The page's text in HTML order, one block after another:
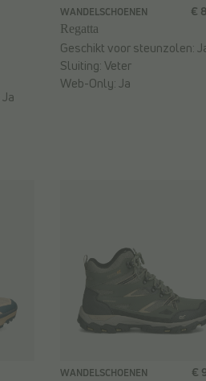
Ja
WANDELSCHOENEN
Regatta
€
Geschikt voor steunzolen:
Sluiting:Veter
Web-Only:Ja
WANDELSCHOENEN
€